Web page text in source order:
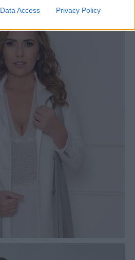
Data Access Privacy Policy